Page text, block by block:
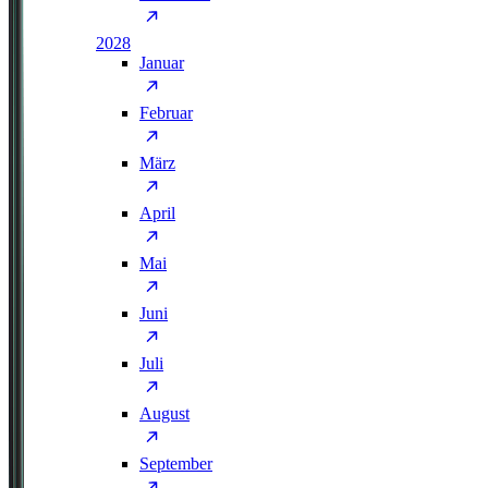
2028
Januar
Februar
März
April
Mai
Juni
Juli
August
September